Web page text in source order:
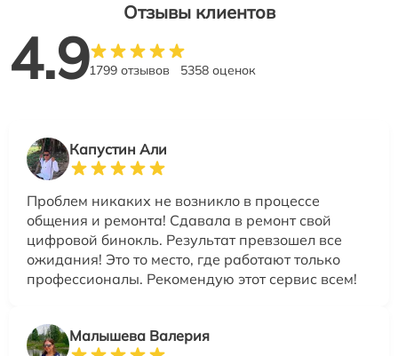
Отзывы клиентов
4.91799 отзывов 5358 оценок
Капустин Али
Проблем никаких не возникло в процессе
общения и ремонта! Сдавала в ремонт свой
цифровой бинокль. Результат превзошел все
ожидания! Это то место, где работают только
профессионалы. Рекомендую этот сервис всем!
Малышева Валерия